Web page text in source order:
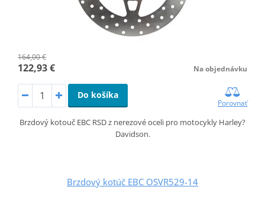
164,00 €
122,93 € Na objednávku
Do košíka
Porovnať
Brzdový kotouč EBC RSD z nerezové oceli pro motocykly Harley?
Davidson.
Brzdový kotúč EBC OSVR529-14